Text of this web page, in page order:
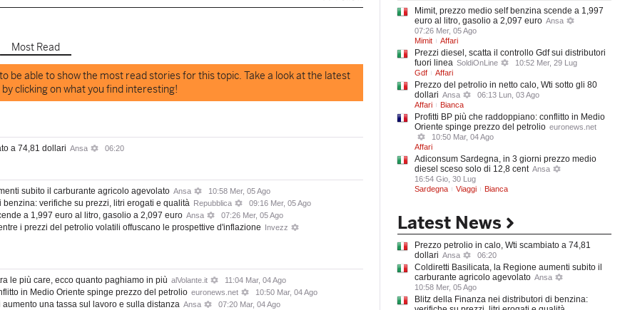
Most Read
be able to show the most read stories for this topic. Take a look at the latest
clicking on what you find interesting!
a 74,81 dollari Ansa 06:20
subito il carburante agricolo agevolato Ansa 10:58 Mer, 05 Ago
verifiche su prezzi, litri erogati e qualità Repubblica 09:16 Mer, 05 Ago
a 1,997 euro al litro, gasolio a 2,097 euro Ansa 07:26 Mer, 05 Ago
i prezzi del petrolio volatili offuscano le prospettive d'inflazione Invezz
le più care, ecco quanto paghiamo in più alVolante.it 11:04 Mar, 04 Ago
in Medio Oriente spinge prezzo del petrolio euronews.net 10:50 Mar, 04 Ago
una tassa sul lavoro e sulla distanza Ansa 07:20 Mar, 04 Ago
Mimit, prezzo medio self benzina scende a 1,997
euro al litro, gasolio a 2,097 euro Ansa
07:26 Mer, 05 Ago
Mimit
Affari
Prezzi diesel, scatta il controllo Gdf sui distributori
fuori linea SoldiOnLine
10:52 Mer, 29 Lug
Gdf
Affari
Prezzo del petrolio in netto calo, Wti sotto gli 80
dollari Ansa
06:13 Lun, 03 Ago
Affari
Bianca
Profitti BP più che raddoppiano: conflitto in Medio
Oriente spinge prezzo del petrolio euronews.net
10:50 Mar, 04 Ago
Affari
Adiconsum Sardegna, in 3 giorni prezzo medio
diesel sceso solo di 12,8 cent Ansa
16:54 Gio, 30 Lug
Sardegna
Viaggi Bianca
Latest News
Prezzo petrolio in calo, Wti scambiato a 74,81
dollari Ansa 06:20
Coldiretti Basilicata, la Regione aumenti subito il
carburante agricolo agevolato Ansa
10:58 Mer, 05 Ago
Blitz della Finanza nei distributori di benzina: